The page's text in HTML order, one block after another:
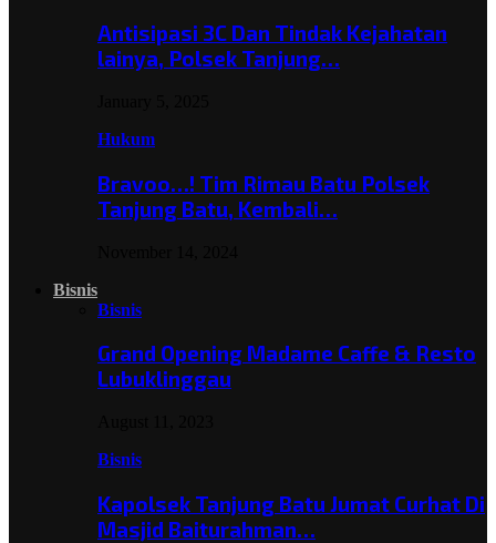
Antisipasi 3C Dan Tindak Kejahatan
lainya, Polsek Tanjung…
Hukum
Bravoo…! Tim Rimau Batu Polsek
Tanjung Batu, Kembali…
Bisnis
Bisnis
Grand Opening Madame Caffe & Resto
Lubuklinggau
Bisnis
Kapolsek Tanjung Batu Jumat Curhat Di
Masjid Baiturahman…